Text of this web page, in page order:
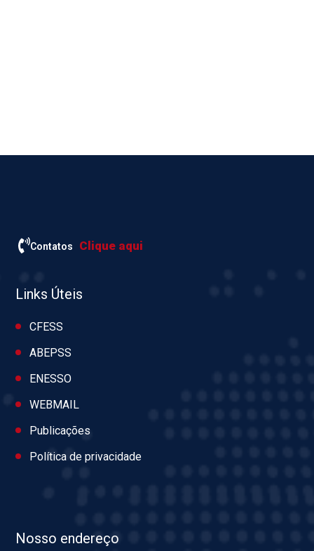
Contatos Clique aqui
Links Úteis
CFESS
ABEPSS
ENESSO
WEBMAIL
Publicações
Política de privacidade
Nosso endereço